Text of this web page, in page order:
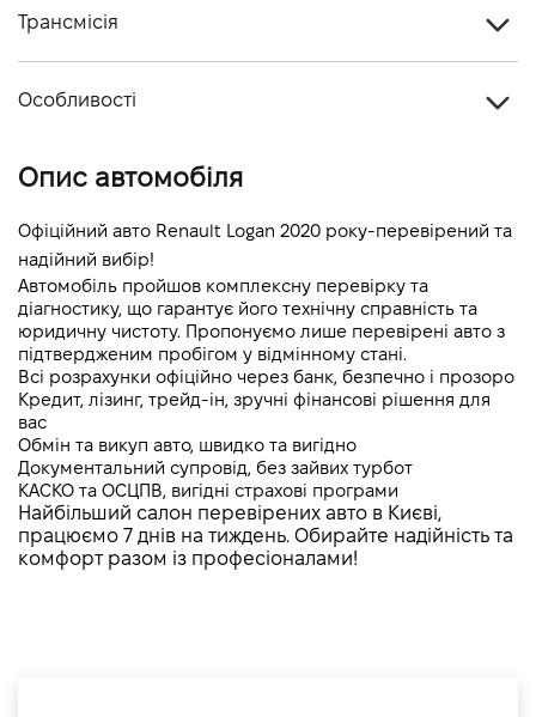
Кiлькiсть мiсць, шт
Об'єм двигуна (см.куб.)
Витрати пального, л/100 км (змішаний)
Динаміка розгону 0-100 км/г -
Трансмісія
Особливості
Опис автомобіля
Офіційний авто Renault Logan 2020 року-перевірений та
надійний вибір!
Автомобіль пройшов комплексну перевірку та
діагностику, що гарантує його технічну справність та
юридичну чистоту. Пропонуємо лише перевірені авто з
підтвердженим пробігом у відмінному стані.
Всі розрахунки офіційно через банк, безпечно і прозоро
Кредит, лізинг, трейд-ін, зручні фінансові рішення для
вас
Обмін та викуп авто, швидко та вигідно
Документальний супровід, без зайвих турбот
КАСКО та ОСЦПВ, вигідні страхові програми
Найбільший салон перевірених авто в Києві,
працюємо 7 днів на тиждень. Обирайте надійність та
комфорт разом із професіоналами!